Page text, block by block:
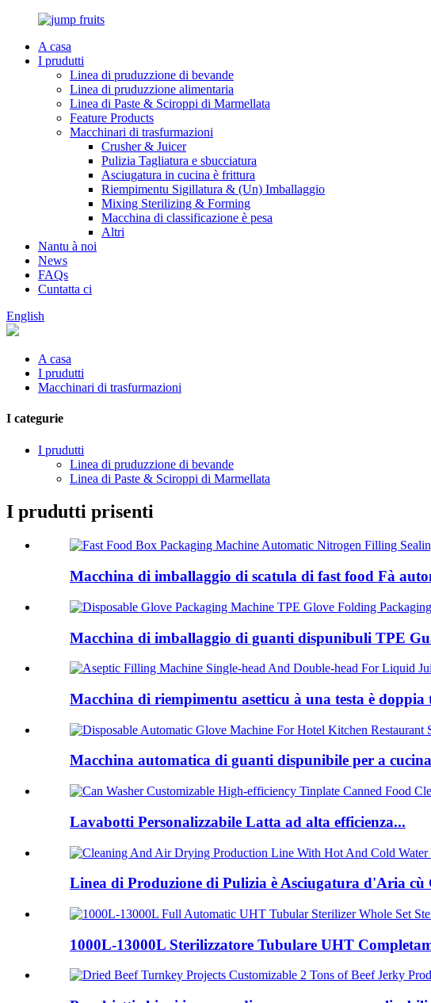
A casa
I prudutti
Linea di pruduzzione di bevande
Linea di pruduzzione alimentaria
Linea di Paste & Sciroppi di Marmellata
Feature Products
Macchinari di trasfurmazioni
Crusher & Juicer
Pulizia Tagliatura e sbucciatura
Asciugatura in cucina è frittura
Riempimentu Sigillatura & (Un) Imballaggio
Mixing Sterilizing & Forming
Macchina di classificazione è pesa
Altri
Nantu à noi
News
FAQs
Cuntatta ci
English
A casa
I prudutti
Macchinari di trasfurmazioni
I categurie
I prudutti
Linea di pruduzzione di bevande
Linea di Paste & Sciroppi di Marmellata
I prudutti prisenti
Macchina di imballaggio di scatula di fast food Fà
Macchina di imballaggio di guanti dispunibuli TPE
Macchina di riempimentu asetticu à una testa è doppia
Macchina automatica di guanti dispunibile per a
Lavabotti Personalizzabile Latta ad alta efficienza...
Linea di Produzione di Pulizia è Asciugatura d'Aria cù
1000L-13000L Sterilizzatore Tubulare UHT